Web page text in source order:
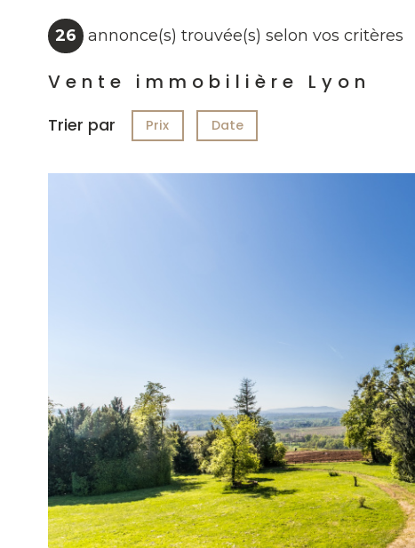
26 annonce(s) trouvée(s) selon vos critères
Vente immobilière Lyon
Trier par Prix Date